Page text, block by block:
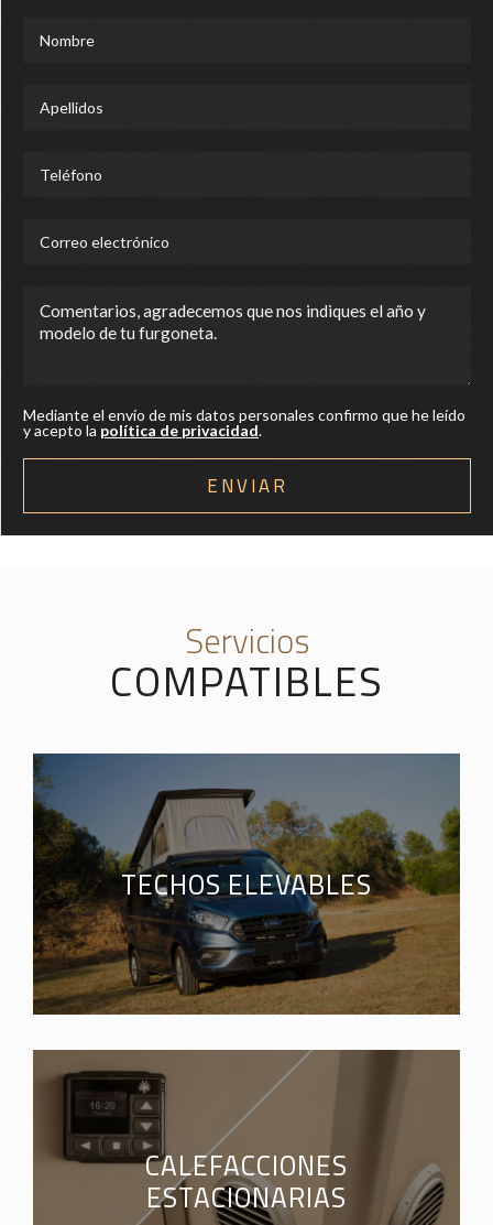
Mediante el envío de mis datos personales confirmo que he leído
y acepto la política de privacidad.
Servicios
COMPATIBLES
TECHOS ELEVABLES
CALEFACCIONES
ESTACIONARIAS